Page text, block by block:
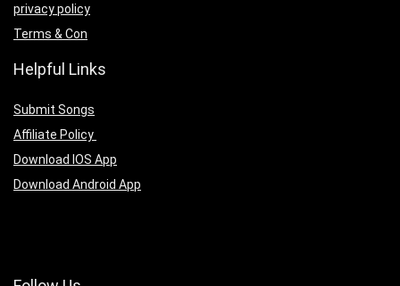
privacy policy
Terms & Con
Helpful Links
Submit Songs
Affiliate Policy
Download IOS App
Download Android App